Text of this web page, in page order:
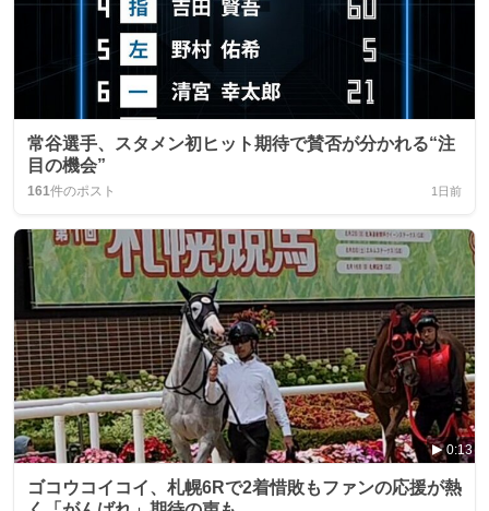
常谷選手、スタメン初ヒット期待で賛否が分かれる“注
目の機会”
161件のポスト 1日前
0:13
ゴコウコイコイ、札幌6Rで2着惜敗もファンの応援が熱